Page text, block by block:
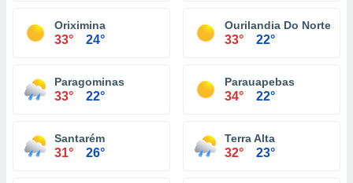
Oriximina
33° 24°
Ourilandia Do Norte
33° 22°
Paragominas
33° 22°
Parauapebas
34° 22°
Santarém
31° 26°
Terra Alta
32° 23°